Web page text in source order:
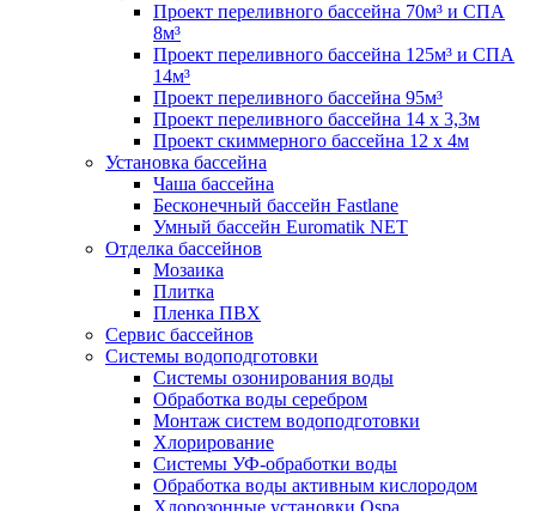
Проект переливного бассейна 70м³ и СПА
8м³
Проект переливного бассейна 125м³ и СПА
14м³
Проект переливного бассейна 95м³
Проект переливного бассейна 14 х 3,3м
Проект скиммерного бассейна 12 х 4м
Установка бассейна
Чаша бассейна
Бесконечный бассейн Fastlane
Умный бассейн Euromatik NET
Отделка бассейнов
Мозаика
Плитка
Пленка ПВХ
Сервис бассейнов
Системы водоподготовки
Системы озонирования воды
Обработка воды серебром
Монтаж систем водоподготовки
Хлорирование
Системы УФ-обработки воды
Обработка воды активным кислородом
Хлорозонные установки Ospa